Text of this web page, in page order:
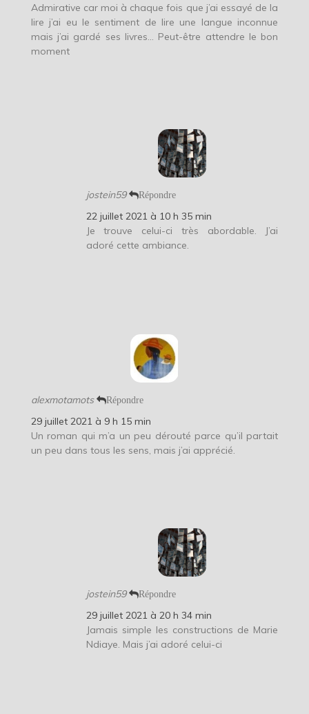
Admirative car moi à chaque fois que j’ai essayé de la
lire j’ai eu le sentiment de lire une langue inconnue
mais j’ai gardé ses livres… Peut-être attendre le bon
moment
jostein59 Répondre
22 juillet 2021 à 10 h 35 min
Je trouve celui-ci très abordable. J’ai
adoré cette ambiance.
alexmotamots Répondre
29 juillet 2021 à 9 h 15 min
Un roman qui m’a un peu dérouté parce qu’il partait
un peu dans tous les sens, mais j’ai apprécié.
jostein59 Répondre
29 juillet 2021 à 20 h 34 min
Jamais simple les constructions de Marie
Ndiaye. Mais j’ai adoré celui-ci